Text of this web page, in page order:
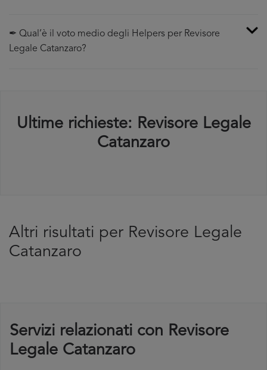
✒ Qual’è il voto medio degli Helpers per Revisore
Legale Catanzaro?
Ultime richieste: Revisore Legale
Catanzaro
Altri risultati per Revisore Legale
Catanzaro
Servizi relazionati con Revisore
Legale Catanzaro